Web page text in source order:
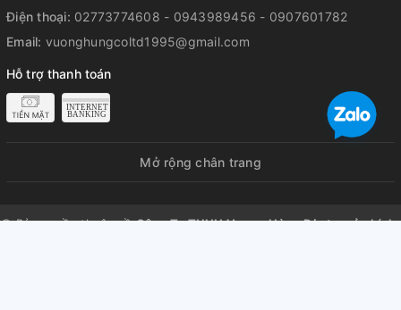
Điện thoại: 02773774608 - 0943989456 - 0907601782
Email: vuonghungcoltd1995@gmail.com
Hỗ trợ thanh toán
Mở rộng chân trang
© Bản quyền thuộc vềCông Ty TNHH Vương Hùng Đ/c trụ sở chính: